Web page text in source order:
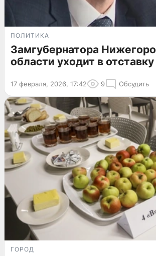
ПОЛИТИКА
Замгубернатора
области уходит в отставку
17 февраля, 2026, 17:42 9 Обсудить
ГОРОД